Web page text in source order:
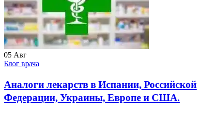
05 Авг
Блог врача
Аналоги лекарств в Испании, Российской
Федерации, Украины, Европе и США.